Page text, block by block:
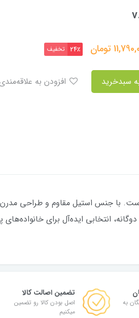
تومان 24٪ تخفیف
سریع و لذت‌بخش است. با جنس استیل مقاوم و
انتخابی ایده‌آل برای
به
تضمین اصالت کالا
اصل بودن کالا رو تضمین
میکنیم